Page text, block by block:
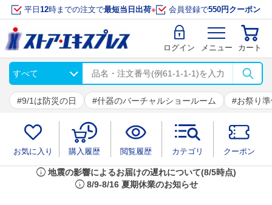
平日 12時までの注文で最短当日出荷※ 会員登録で550円クーポン
ログイン メニュー カート
9/1は防災の日 什器のバーチャルショールーム お祭り
お気に入り 購入履歴 閲覧履歴 カテゴリ クーポン
info 地震の影響によるお届けの遅れについて(8/5時点)
info 8/9-8/16 夏期休業のお知らせ